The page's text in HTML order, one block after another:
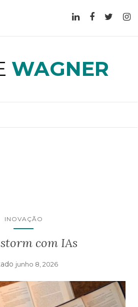
WAGNER
INOVAÇÃO
com IAs
junho 8, 2026